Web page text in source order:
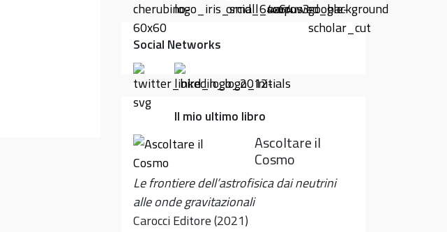
Social Networks
Il mio ultimo libro
Ascoltare il
Cosmo
Le frontiere dell’astrofisica dai neutrini
alle onde gravitazionali
Carocci Editore (2021)